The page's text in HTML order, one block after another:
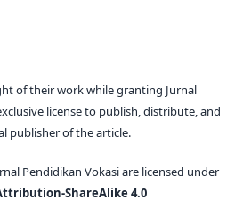
of their work while granting Jurnal
license to publish, distribute, and
publisher of the article.
Pendidikan Vokasi are licensed under
ShareAlike 4.0